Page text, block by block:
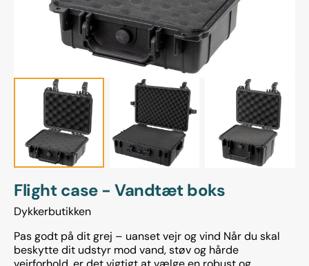
Flight case - Vandtæt boks
Dykkerbutikken
Pas godt på dit grej – uanset vejr og vind Når du skal
beskytte dit udstyr mod vand, støv og hårde